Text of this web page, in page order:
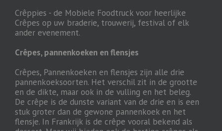
Crêppies - de Mobiele Foodtruck voor heerlijke
Crêpes op uw braderie, trouwerij, festival of elk
ander evenement.
Crêpes, pannenkoeken en flensjes
Crêpes, Pannenkoeken en flensjes zijn alle drie
pannenkoeksoorten. Het verschil zit in de grootte
en de dikte, maar ook in de vulling en het beleg.
De crêpe is de dunste variant van de drie en is een
stuk groter dan de gewone pannenkoek en het
flensje. In Frankrijk is de crêpe vooral bekend als